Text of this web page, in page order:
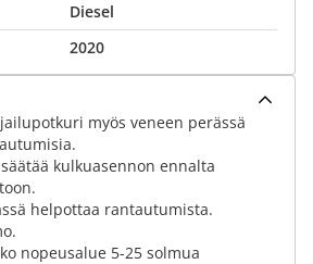
Diesel
2020
myös veneen perässä
kulkuasennon ennalta
helpottaa rantautumista.
nopeusalue 5-25 solmua